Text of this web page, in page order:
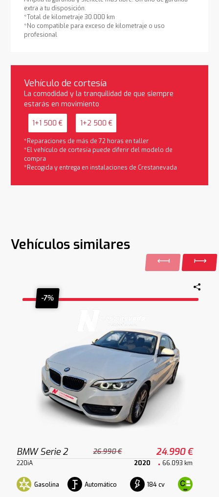
extra a tu disposición.
*Total de kilometraje 30.000 km
*No compatible para exceso de kilometraje o uso
profesional
Vehículo de cortesía
La comodidad y la tranquilidad de que siempre
estarás en movimiento
1+1 500 € 1+2 500 €
*Reparaciones de más de 72 horas en taller
*El vehículo de cortesía puede diferir del modelo de
compra
*Recogida y entrega en instalaciones de Crestanevada
Vehículos similares
-7%
BMW Serie 2 26.990 € 24.990 €
220iA 2020 66.093 km
Gasolina Automático 184 cv